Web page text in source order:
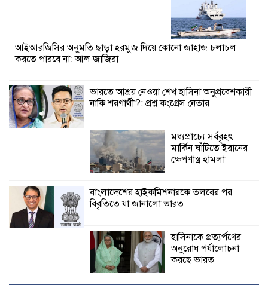
আইআরজিসির অনুমতি ছাড়া হরমুজ দিয়ে কোনো জাহাজ চলাচল
করতে পারবে না: আল জাজিরা
ভারতে আশ্রয় নেওয়া শেখ হাসিনা অনুপ্রবেশকারী
নাকি শরণার্থী?: প্রশ্ন কংগ্রেস নেতার
মধ্যপ্রাচ্যে সর্ববৃহৎ
মার্কিন ঘাঁটিতে ইরানের
ক্ষেপণাস্ত্র হামলা
বাংলাদেশের হাইকমিশনারকে তলবের পর
বিবৃতিতে যা জানালো ভারত
হাসিনাকে প্রত্যর্পণের
অনুরোধ পর্যালোচনা
করছে ভারত